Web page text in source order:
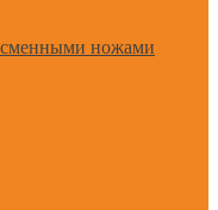
ножами